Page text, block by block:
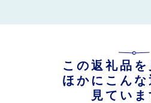
この返礼品を
ほかにこんな
見ていま